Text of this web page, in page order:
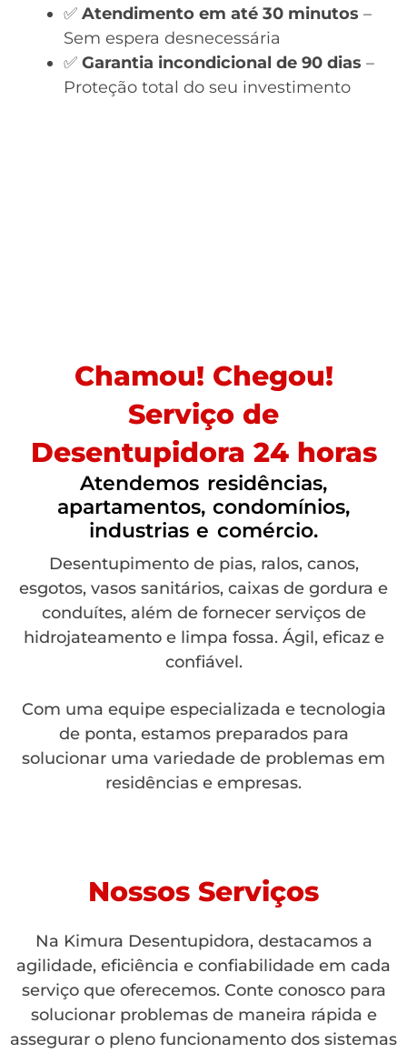
✅ Atendimento em até 30 minutos –
Sem espera desnecessária
✅ Garantia incondicional de 90 dias –
Proteção total do seu investimento
Chamou! Chegou!
Serviço de
Desentupidora 24 horas
Atendemos residências,
apartamentos, condomínios,
industrias e comércio.
Desentupimento de pias, ralos, canos,
esgotos, vasos sanitários, caixas de gordura e
conduítes, além de fornecer serviços de
hidrojateamento e limpa fossa. Ágil, eficaz e
confiável.
Com uma equipe especializada e tecnologia
de ponta, estamos preparados para
solucionar uma variedade de problemas em
residências e empresas.
Nossos Serviços
Na Kimura Desentupidora, destacamos a
agilidade, eficiência e confiabilidade em cada
serviço que oferecemos. Conte conosco para
solucionar problemas de maneira rápida e
assegurar o pleno funcionamento dos sistemas